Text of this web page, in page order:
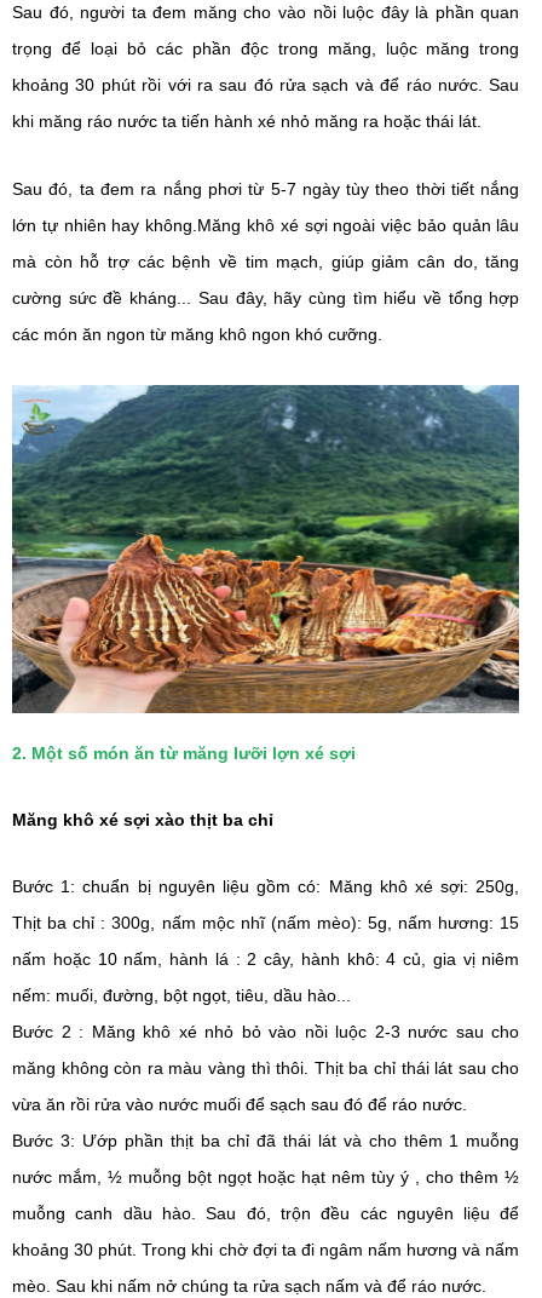
Sau đó, người ta đem măng cho vào nồi luộc đây là phần quan
trọng để loại bỏ các phần độc trong măng, luộc măng trong
khoảng 30 phút rồi với ra sau đó rửa sạch và để ráo nước. Sau
khi măng ráo nước ta tiến hành xé nhỏ măng ra hoặc thái lát.
Sau đó, ta đem ra nắng phơi từ 5-7 ngày tùy theo thời tiết nắng
lớn tự nhiên hay không.Măng khô xé sợi ngoài việc bảo quản lâu
mà còn hỗ trợ các bệnh về tim mạch, giúp giảm cân do, tăng
cường sức đề kháng... Sau đây, hãy cùng tìm hiểu về tổng hợp
các món ăn ngon từ măng khô ngon khó cưỡng.
2. Một số món ăn từ măng lưỡi lợn xé sợi
Măng khô xé sợi xào thịt ba chỉ
Bước 1: chuẩn bị nguyên liệu gồm có:
Thịt ba chỉ : 300g, nấm mộc nhĩ (nấm mèo): 5g, nấm hương: 15
nấm hoặc 10 nấm, hành lá : 2 cây, hành khô: 4 củ, gia vị niêm
nếm: muối, đường, bột ngọt, tiêu, dầu hào...
Bước 2 : Măng khô xé nhỏ bỏ vào nồi luộc 2-3 nước sau cho
măng không còn ra màu vàng thì thôi. Thịt ba chỉ thái lát sau cho
vừa ăn rồi rửa vào nước muối để sạch sau đó để ráo nước.
Bước 3: Ướp phần thịt ba chỉ đã thái lát và cho thêm 1 muỗng
nước mắm, ½ muỗng bột ngọt hoặc hạt nêm tùy ý , cho thêm ½
muỗng canh dầu hào. Sau đó, trộn đều các nguyên liệu để
khoảng 30 phút. Trong khi chờ đợi ta đi ngâm nấm hương và nấm
mèo. Sau khi nấm nở chúng ta rửa sạch nấm và để ráo nước.